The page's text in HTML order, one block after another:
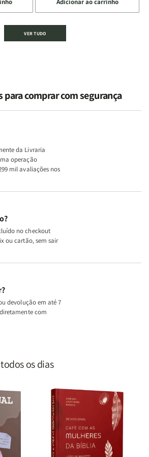
quantidade
de
Kit
Mulher
Segundo
quantidade
de
Mulher
Segundo
Adicionar ao carrinho
VER TUDO
para comprar com segurança
da Livraria
operação
mil avaliações nos
no checkout
ou cartão, sem sair
devolução em até 7
com
os dias